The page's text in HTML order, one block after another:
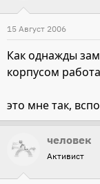
15 Август 2006
Как однажды
корпусом
это мне так,
человек
Активист